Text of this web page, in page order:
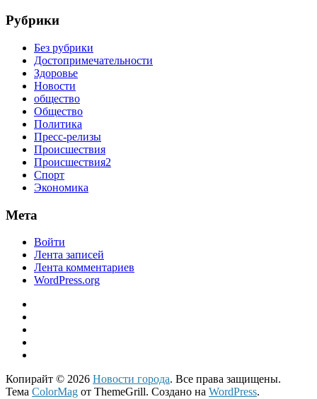
Рубрики
Без рубрики
Достопримечательности
Здоровье
Новости
общество
Общество
Политика
Пресс-релизы
Происшествия
Происшествия2
Спорт
Экономика
Мета
Войти
Лента записей
Лента комментариев
WordPress.org
Копирайт © 2026 Новости города. Все права защищены.
Тема ColorMag от ThemeGrill. Создано на WordPress.